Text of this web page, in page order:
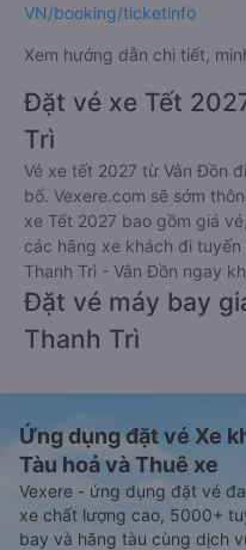
VN/booking/ticketinfo
Xem hướng dẫn chi tiết,
Đặt vé xe Tết
Trì
Vé xe tết 2027 từ Vân Đồn
bố. Vexere.com sẽ sớm
xe Tết 2027 bao gồm giá
các hãng xe khách đi
Thanh Trì - Vân Đồn ngay
Đặt vé máy bay
Thanh Trì
Ứng dụng đặt vé Xe
Tàu hoả và Thuê xe
Vexere - ứng dụng đặt vé
xe chất lượng cao, 5000+
bay và hãng tàu cùng dịch